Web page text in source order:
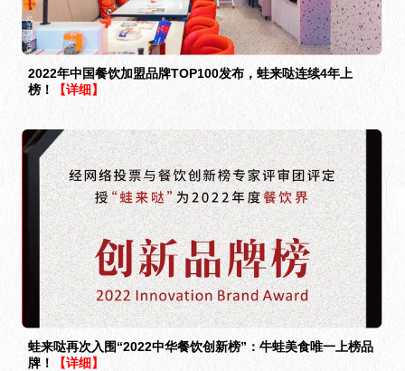
2022年中国餐饮加盟品牌TOP100发布，蛙来哒连续4年上
榜！
【详细】
蛙来哒再次入围“2022中华餐饮创新榜”：牛蛙美食唯一上榜品
牌！
【详细】